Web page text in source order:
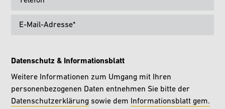
E-Mail-Adresse
Datenschutz & Informationsblatt
Weitere Informationen zum Umgang mit Ihren
personenbezogenen Daten entnehmen Sie bitte der
Datenschutzerklärung sowie dem Informationsblatt gem.